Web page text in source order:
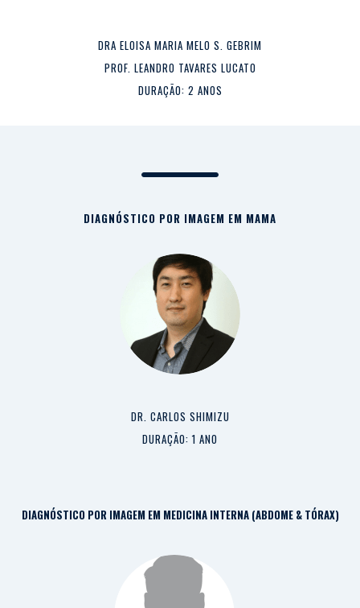
DRA ELOISA MARIA MELO S. GEBRIM
PROF. LEANDRO TAVARES LUCATO
DURAÇÃO: 2 ANOS
DIAGNÓSTICO POR IMAGEM EM MAMA
DR. CARLOS SHIMIZU
DURAÇÃO: 1 ANO
DIAGNÓSTICO POR IMAGEM EM MEDICINA INTERNA (ABDOME & TÓRAX)